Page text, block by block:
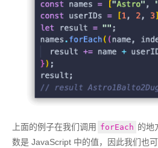
上面的例子在我们调用 forEach 的地
数是 JavaScript 中的值，因此我们也